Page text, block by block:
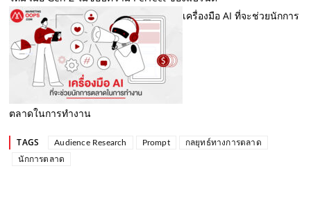
เครื่องมือ AI ที่จะช่วยนักการ
ตลาดในการทำงาน
TAGS Audience Research Prompt
กลยุทธ์ทางการตลาด
นักการตลาด